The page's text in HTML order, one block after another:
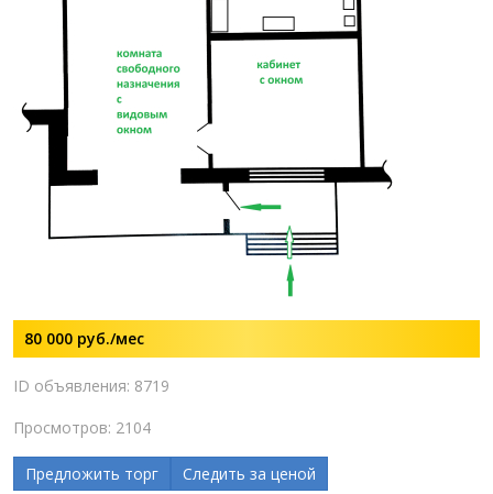
80 000 руб./мес
ID объявления: 8719
Просмотров: 2104
Предложить торг
Следить за ценой